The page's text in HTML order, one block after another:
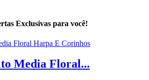
Exclusivas para você!
Media Floral...